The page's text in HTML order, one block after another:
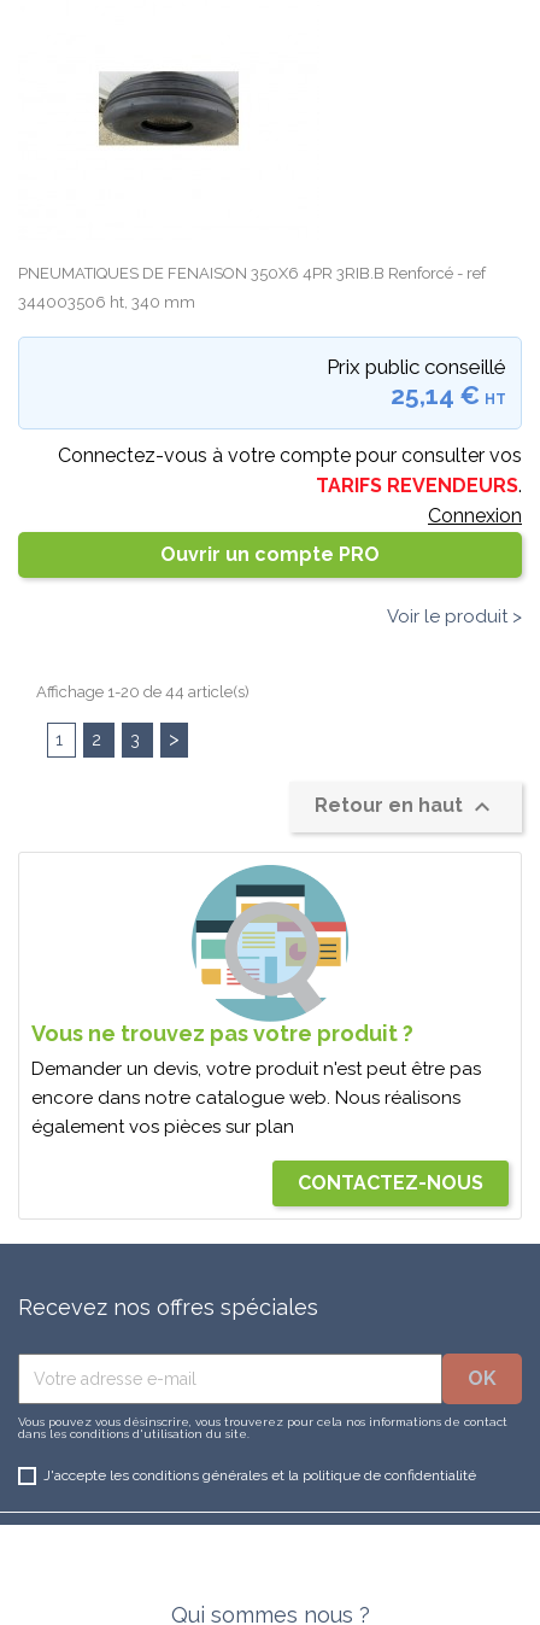
PNEUMATIQUES DE FENAISON 350X6 4PR 3RIB.B Renforcé - ref
344003506 ht, 340 mm
Prix public conseillé
25,14 € HT
Connectez-vous à votre compte pour consulter vos
TARIFS REVENDEURS.
Connexion
Ouvrir un compte PRO
Voir le produit >
Affichage 1-20 de 44 article(s)
1 2 3 >
Retour en haut 
Vous ne trouvez pas votre produit ?
Demander un devis, votre produit n'est peut être pas
encore dans notre catalogue web. Nous réalisons
également vos pièces sur plan
CONTACTEZ-NOUS
Recevez nos offres spéciales
Vous pouvez vous désinscrire, vous trouverez pour cela nos informations de contact
dans les conditions d'utilisation du site.
J'accepte les conditions générales et la politique de confidentialité
Qui sommes nous ?